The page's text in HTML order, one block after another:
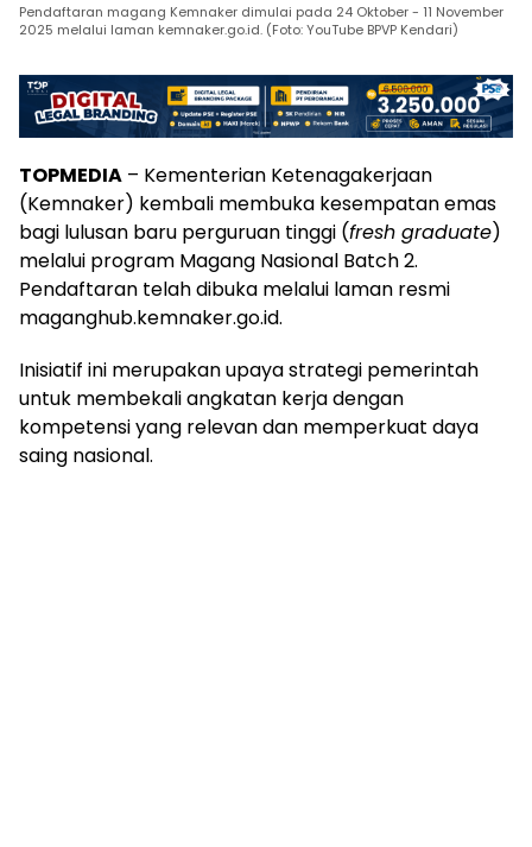
Pendaftaran magang Kemnaker dimulai pada 24 Oktober - 11 November
2025 melalui laman kemnaker.go.id. (Foto: YouTube BPVP Kendari)
TOPMEDIA – Kementerian Ketenagakerjaan
(Kemnaker) kembali membuka kesempatan emas
bagi lulusan baru perguruan tinggi (fresh graduate)
melalui program Magang Nasional Batch 2.
Pendaftaran telah dibuka melalui laman resmi
maganghub.kemnaker.go.id.
Inisiatif ini merupakan upaya strategi pemerintah
untuk membekali angkatan kerja dengan
kompetensi yang relevan dan memperkuat daya
saing nasional.